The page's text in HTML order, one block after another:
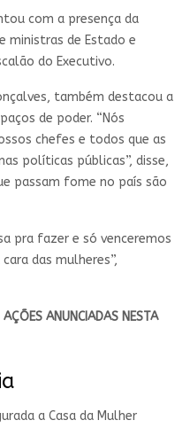
com a presença da
ministras de Estado e
do Executivo.
também destacou a
de poder. “Nós
chefes e todos que as
políticas públicas”, disse,
passam fome no país são
pra fazer e só venceremos
das mulheres”,
ANUNCIADAS NESTA
a Casa da Mulher